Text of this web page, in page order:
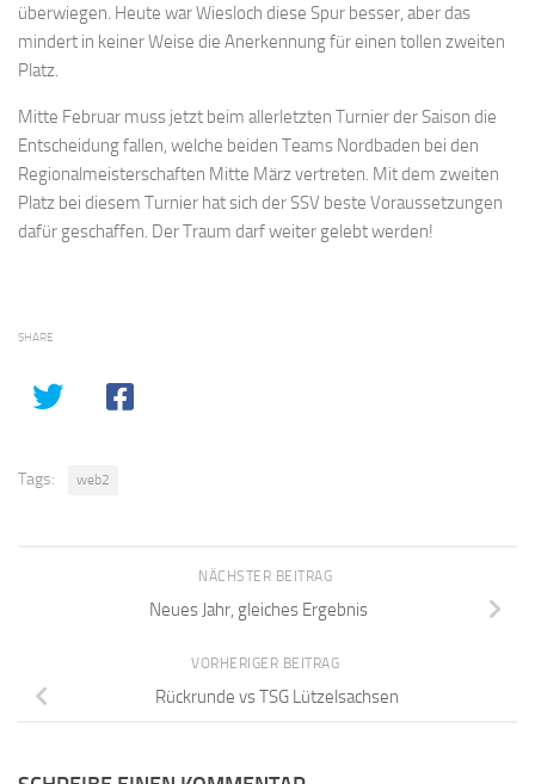
überwiegen. Heute war Wiesloch diese Spur besser, aber das
mindert in keiner Weise die Anerkennung für einen tollen zweiten
Platz.
Mitte Februar muss jetzt beim allerletzten Turnier der Saison die
Entscheidung fallen, welche beiden Teams Nordbaden bei den
Regionalmeisterschaften Mitte März vertreten. Mit dem zweiten
Platz bei diesem Turnier hat sich der SSV beste Voraussetzungen
dafür geschaffen. Der Traum darf weiter gelebt werden!
SHARE
Tags: web2
NÄCHSTER BEITRAG
Neues Jahr, gleiches Ergebnis
VORHERIGER BEITRAG
Rückrunde vs TSG Lützelsachsen